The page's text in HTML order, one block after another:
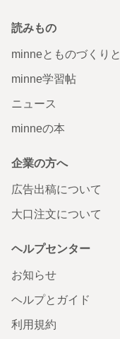
読みもの
minneとものづくりと
minne学習帖
ニュース
minneの本
企業の方へ
広告出稿について
大口注文について
ヘルプセンター
お知らせ
ヘルプとガイド
利用規約